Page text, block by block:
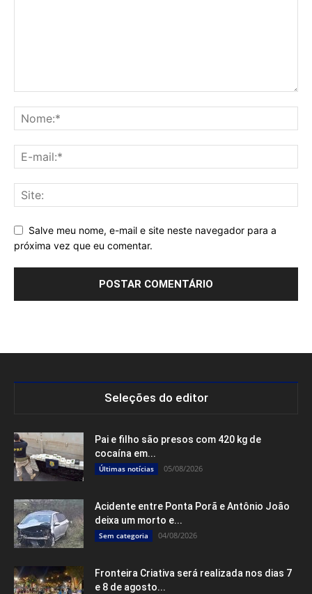
Salve meu nome, e-mail e site neste navegador para a
próxima vez que eu comentar.
Seleções do editor
Pai e filho são presos com 420 kg de
cocaína em...
Últimas notícias 05/08/2026
Acidente entre Ponta Porã e Antônio João
deixa um morto e...
Sem categoria 04/08/2026
Fronteira Criativa será realizada nos dias 7
e 8 de agosto...